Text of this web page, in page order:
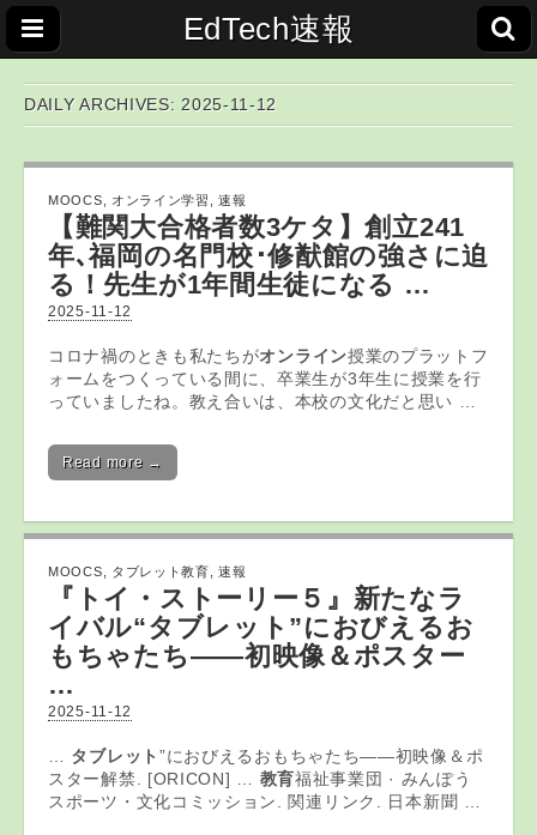
EdTech速報
DAILY ARCHIVES: 2025-11-12
MOOCS オンライン学習 ,速報
【難関大合格者数3ケタ】創立241
年､福岡の名門校･修猷館の強さに迫
る！先生が1年間生徒になる …
2025-11-12
コロナ禍のときも私たちがオンライン授業のプラットフ
ォームをつくっている間に、卒業生が3年生に授業を行
っていましたね。教え合いは、本校の文化だと思い …
Read more →
MOOCS タブレット教育 ,速報
『トイ・ストーリー５』新たなラ
イバル“タブレット ”におびえるお
もちゃたち――初映像＆ポスター
…
2025-11-12
タブレット ”におびえるおもちゃたち――初映像＆ポ
スター解禁. [ORICON] … 教育福祉事業団 · みんぽう
スポーツ・文化コミッション. 関連リンク. 日本新聞 …